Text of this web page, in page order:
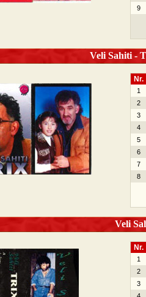
9
Veli Sahiti -
Nr.
1
2
3
4
5
6
7
8
Veli
Nr.
1
2
3